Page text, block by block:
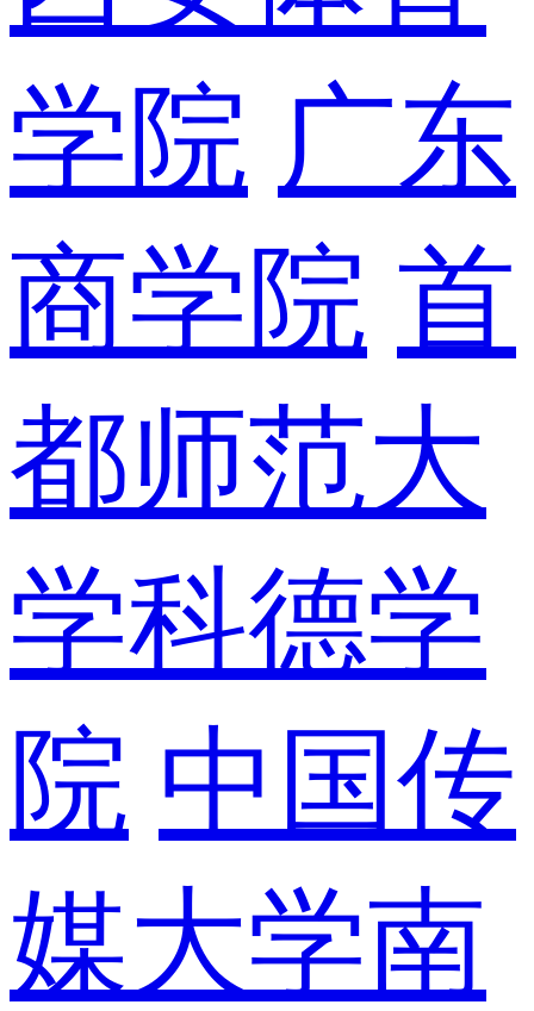
学院 广东
商学院 首
都师范大
学科德学
院 中国传
媒大学南